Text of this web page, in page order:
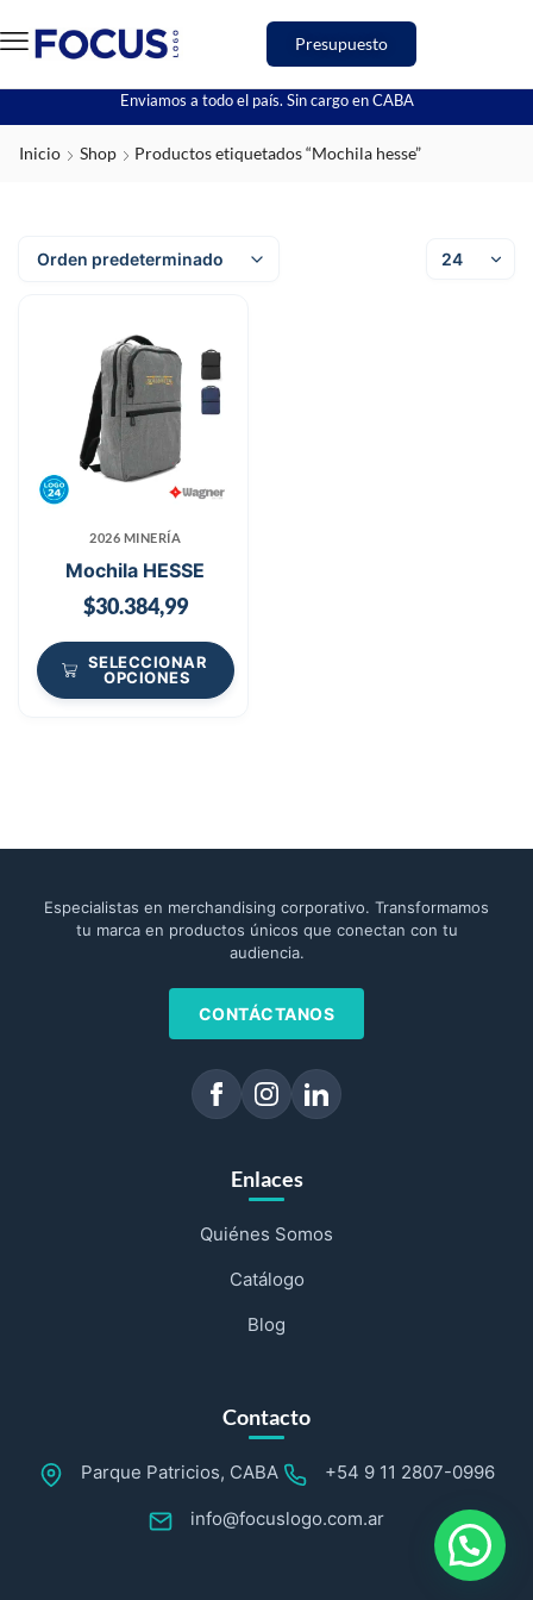
Presupuesto
Enviamos a todo el país. Sin cargo en CABA
Inicio Shop Productos etiquetados “Mochila hesse”
2026 MINERÍA
Mochila HESSE
$30.384,99
SELECCIONAR
OPCIONES
Especialistas en merchandising corporativo. Transformamos
tu marca en productos únicos que conectan con tu
audiencia.
CONTÁCTANOS
Enlaces
Quiénes Somos
Catálogo
Blog
Contacto
Parque Patricios, CABA +54 9 11 2807-0996
info@focuslogo.com.ar